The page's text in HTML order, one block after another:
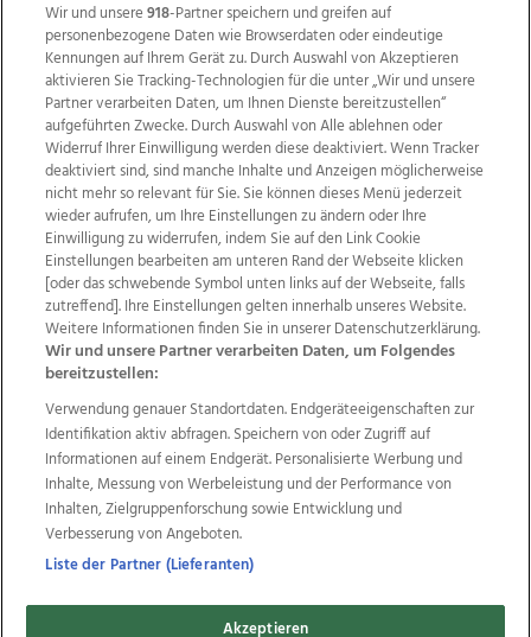
Wir über uns Mediadaten Kontakt
Jobs
Datenschutz
Impressum
AGB Anzeigekunden
AGB Website
Ehrenkodex Politische Werbung
Weitere Angebote des Medienhauses Wimmer
TV1 di-mog-i.at OÖNow
Ischler Woche
Life Radio
OÖNachrichten
OÖN Immobilien
OÖN Karriere
OÖN Reise
Promenaden Galerien
Regionaljobs
wasistlos.at
Wir und unsere918-Partner speichern und greifen auf
personenbezogene Daten wie Browserdaten oder eindeutige
Kennungen auf Ihrem Gerät zu. Durch Auswahl von Akzeptieren
aktivieren Sie Tracking-Technologien für die unter „Wir und unsere
Partner verarbeiten Daten, um Ihnen Dienste bereitzustellen“
aufgeführten Zwecke. Durch Auswahl von Alle ablehnen oder
Widerruf Ihrer Einwilligung werden diese deaktiviert. Wenn Tracker
deaktiviert sind, sind manche Inhalte und Anzeigen möglicherweise
nicht mehr so relevant für Sie. Sie können dieses Menü jederzeit
wieder aufrufen, um Ihre Einstellungen zu ändern oder Ihre
Einwilligung zu widerrufen, indem Sie auf den Link Cookie
Einstellungen bearbeiten am unteren Rand der Webseite klicken
[oder das schwebende Symbol unten links auf der Webseite, falls
zutreffend]. Ihre Einstellungen gelten innerhalb unseres Website.
Weitere Informationen finden Sie in unserer Datenschutzerklärung.
Wir und unsere Partner verarbeiten Daten, um Folgendes
bereitzustellen:
Verwendung genauer Standortdaten. Endgeräteeigenschaften zur
Identifikation aktiv abfragen. Speichern von oder Zugriff auf
Informationen auf einem Endgerät. Personalisierte Werbung und
Inhalte, Messung von Werbeleistung und der Performance von
Inhalten, Zielgruppenforschung sowie Entwicklung und
Verbesserung von Angeboten.
Liste der Partner (Lieferanten)
Akzeptieren